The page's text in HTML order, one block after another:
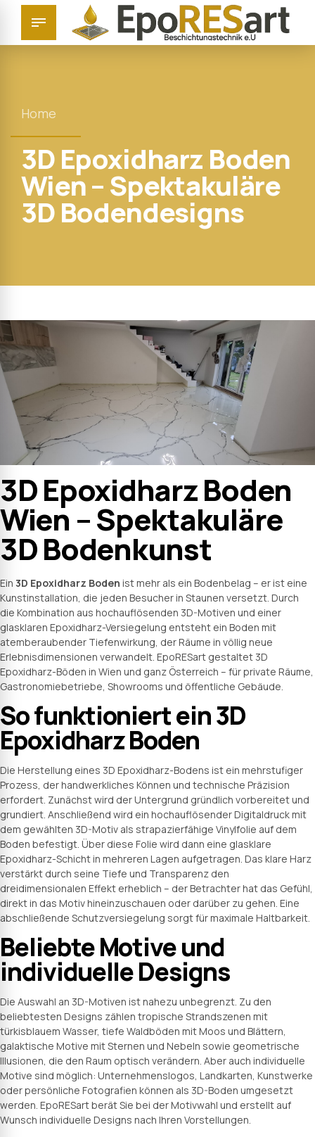
Home
3D Epoxidharz Boden
Wien – Spektakuläre
3D Bodendesigns
3D Epoxidharz Boden
Wien – Spektakuläre
3D Bodenkunst
Ein 3D Epoxidharz Boden ist mehr als ein Bodenbelag – er ist eine
Kunstinstallation, die jeden Besucher in Staunen versetzt. Durch
die Kombination aus hochauflösenden 3D-Motiven und einer
glasklaren Epoxidharz-Versiegelung entsteht ein Boden mit
atemberaubender Tiefenwirkung, der Räume in völlig neue
Erlebnisdimensionen verwandelt. EpoRESart gestaltet 3D
Epoxidharz-Böden in Wien und ganz Österreich – für private Räume,
Gastronomiebetriebe, Showrooms und öffentliche Gebäude.
So funktioniert ein 3D
Epoxidharz Boden
Die Herstellung eines 3D Epoxidharz-Bodens ist ein mehrstufiger
Prozess, der handwerkliches Können und technische Präzision
erfordert. Zunächst wird der Untergrund gründlich vorbereitet und
grundiert. Anschließend wird ein hochauflösender Digitaldruck mit
dem gewählten 3D-Motiv als strapazierfähige Vinylfolie auf dem
Boden befestigt. Über diese Folie wird dann eine glasklare
Epoxidharz-Schicht in mehreren Lagen aufgetragen. Das klare Harz
verstärkt durch seine Tiefe und Transparenz den
dreidimensionalen Effekt erheblich – der Betrachter hat das Gefühl,
direkt in das Motiv hineinzuschauen oder darüber zu gehen. Eine
abschließende Schutzversiegelung sorgt für maximale Haltbarkeit.
Beliebte Motive und
individuelle Designs
Die Auswahl an 3D-Motiven ist nahezu unbegrenzt. Zu den
beliebtesten Designs zählen tropische Strandszenen mit
türkisblauem Wasser, tiefe Waldböden mit Moos und Blättern,
galaktische Motive mit Sternen und Nebeln sowie geometrische
Illusionen, die den Raum optisch verändern. Aber auch individuelle
Motive sind möglich: Unternehmenslogos, Landkarten, Kunstwerke
oder persönliche Fotografien können als 3D-Boden umgesetzt
werden. EpoRESart berät Sie bei der Motivwahl und erstellt auf
Wunsch individuelle Designs nach Ihren Vorstellungen.